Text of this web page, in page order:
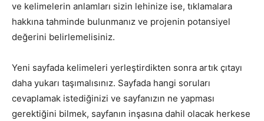
ve kelimelerin anlamları sizin lehinize ise, tıklamalara
hakkına tahminde bulunmanız ve projenin potansiyel
değerini belirlemelisiniz.
Yeni sayfada kelimeleri yerleştirdikten sonra artık çıtayı
daha yukarı taşımalısınız. Sayfada hangi soruları
cevaplamak istediğinizi ve sayfanızın ne yapması
gerektiğini bilmek, sayfanın inşasına dahil olacak herkese